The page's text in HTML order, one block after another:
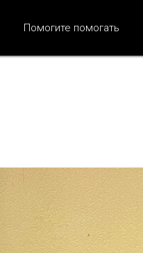
Помогите помогать